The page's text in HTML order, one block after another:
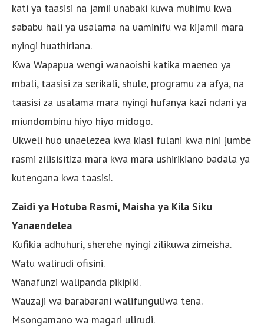
kati ya taasisi na jamii unabaki kuwa muhimu kwa
sababu hali ya usalama na uaminifu wa kijamii mara
nyingi huathiriana.
Kwa Wapapua wengi wanaoishi katika maeneo ya
mbali, taasisi za serikali, shule, programu za afya, na
taasisi za usalama mara nyingi hufanya kazi ndani ya
miundombinu hiyo hiyo midogo.
Ukweli huo unaelezea kwa kiasi fulani kwa nini jumbe
rasmi zilisisitiza mara kwa mara ushirikiano badala ya
kutengana kwa taasisi.
Zaidi ya Hotuba Rasmi, Maisha ya Kila Siku
Yanaendelea
Kufikia adhuhuri, sherehe nyingi zilikuwa zimeisha.
Watu walirudi ofisini.
Wanafunzi walipanda pikipiki.
Wauzaji wa barabarani walifunguliwa tena.
Msongamano wa magari ulirudi.